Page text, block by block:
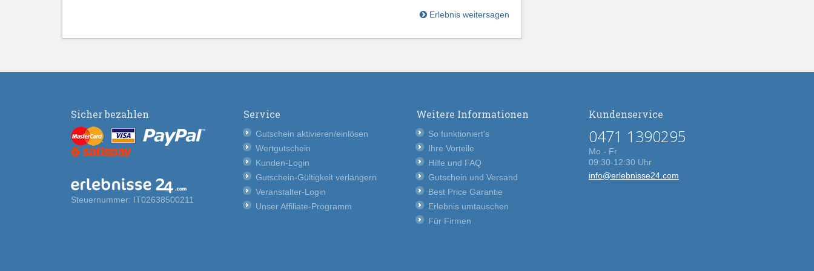
Erlebnis weitersagen
Sicher bezahlen
Steuernummer: IT02638500211
Service
Gutschein aktivieren/einlösen
Wertgutschein
Kunden-Login
Gutschein-Gültigkeit verlängern
Veranstalter-Login
Unser Affiliate-Programm
Weitere Informationen
So funktioniert's
Ihre Vorteile
Hilfe und FAQ
Gutschein und Versand
Best Price Garantie
Erlebnis umtauschen
Für Firmen
Kundenservice
0471 1390295
Mo - Fr
09:30-12:30 Uhr
info@erlebnisse24.com